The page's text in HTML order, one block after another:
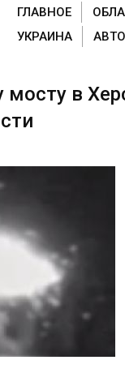
ГЛАВНОЕ
УКРАИНА
АВТО
в